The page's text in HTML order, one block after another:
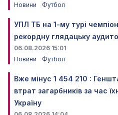
Новини
Футбол
УПЛ ТБ на 1-му турі
рекордну глядацьку
06.08.2026 15:01
Новини
Футбол
Вже мінус 1 454 210 :
втрат загарбників за час
Україну